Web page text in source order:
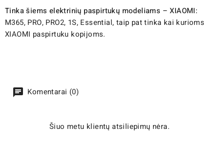
Tinka šiems elektrinių paspirtukų modeliams – XIAOMI:
M365, PRO, PRO2, 1S, Essential, taip pat tinka kai kurioms
XIAOMI paspirtuku kopijoms.
Komentarai (0)
Šiuo metu klientų atsiliepimų nėra.